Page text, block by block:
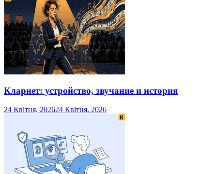
Кларнет: устройство, звучание и история
24 Квітня, 202624 Квітня, 2026